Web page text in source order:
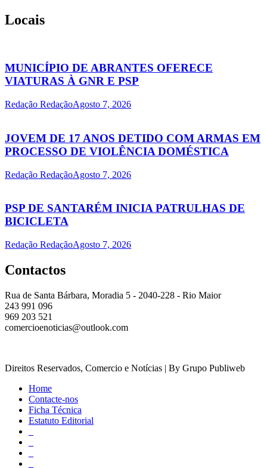
Locais
MUNICÍPIO DE ABRANTES OFERECE
VIATURAS À GNR E PSP
Redação RedaçãoAgosto 7, 2026
JOVEM DE 17 ANOS DETIDO COM ARMAS EM
PROCESSO DE VIOLÊNCIA DOMÉSTICA
Redação RedaçãoAgosto 7, 2026
PSP DE SANTARÉM INICIA PATRULHAS DE
BICICLETA
Redação RedaçãoAgosto 7, 2026
Contactos
Rua de Santa Bárbara, Moradia 5 - 2040-228 - Rio Maior
243 991 096
969 203 521
comercioenoticias@outlook.com
Direitos Reservados, Comercio e Notícias | By Grupo Publiweb
Home
Contacte-nos
Ficha Técnica
Estatuto Editorial